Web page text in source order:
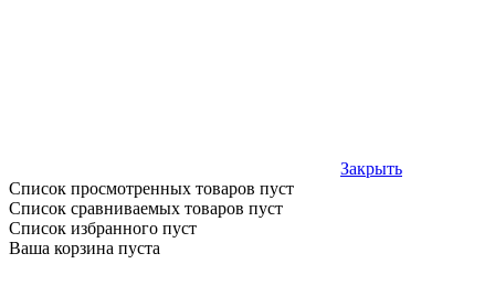
Закрыть
Список просмотренных товаров пуст
Список сравниваемых товаров пуст
Список избранного пуст
Ваша корзина пуста